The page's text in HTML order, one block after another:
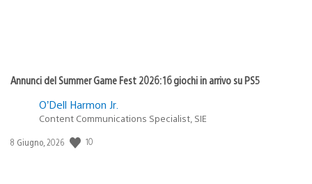
Annunci del Summer Game Fest 2026: 16 giochi in arrivo su PS5
O’Dell Harmon Jr.
Content Communications Specialist, SIE
Data
8 Giugno, 2026 10